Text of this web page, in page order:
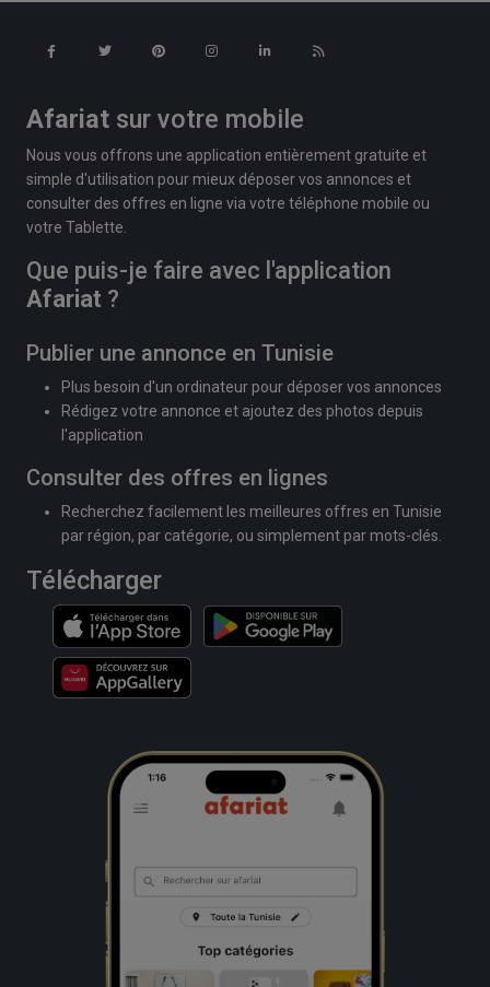
Afariat sur votre mobile
Nous vous offrons une application entièrement gratuite et
simple d'utilisation pour mieux déposer vos annonces et
consulter des offres en ligne via votre téléphone mobile ou
votre Tablette.
Que puis-je faire avec l'application
Afariat ?
Publier une annonce en Tunisie
Plus besoin d'un ordinateur pour déposer vos annonces
Rédigez votre annonce et ajoutez des photos depuis
l'application
Consulter des offres en lignes
Recherchez facilement les meilleures offres en Tunisie
par région, par catégorie, ou simplement par mots-clés.
Télécharger